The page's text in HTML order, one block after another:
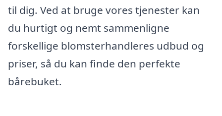
til dig. Ved at bruge vores tjenester kan
du hurtigt og nemt sammenligne
forskellige blomsterhandleres udbud og
priser, så du kan finde den perfekte
bårebuket.